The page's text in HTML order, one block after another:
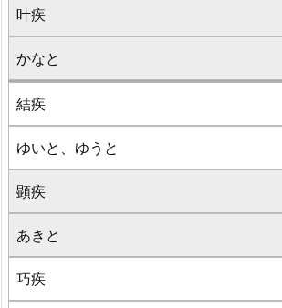
叶疾
かなと
結疾
ゆいと、ゆうと
顕疾
あきと
巧疾